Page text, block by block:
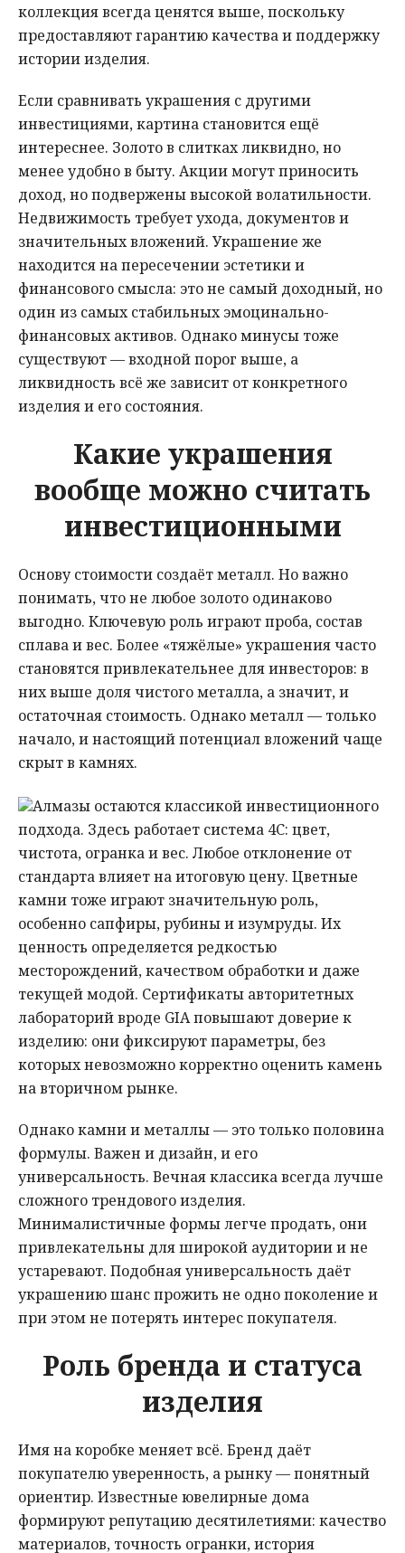
коллекция всегда ценятся выше, поскольку
предоставляют гарантию качества и поддержку
истории изделия.
Если сравнивать украшения с другими
инвестициями, картина становится ещё
интереснее. Золото в слитках ликвидно, но
менее удобно в быту. Акции могут приносить
доход, но подвержены высокой волатильности.
Недвижимость требует ухода, документов и
значительных вложений. Украшение же
находится на пересечении эстетики и
финансового смысла: это не самый доходный, но
один из самых стабильных эмоцинально-
финансовых активов. Однако минусы тоже
существуют — входной порог выше, а
ликвидность всё же зависит от конкретного
изделия и его состояния.
Какие украшения
вообще можно считать
инвестиционными
Основу стоимости создаёт металл. Но важно
понимать, что не любое золото одинаково
выгодно. Ключевую роль играют проба, состав
сплава и вес. Более «тяжёлые» украшения часто
становятся привлекательнее для инвесторов: в
них выше доля чистого металла, а значит, и
остаточная стоимость. Однако металл — только
начало, и настоящий потенциал вложений чаще
скрыт в камнях.
Алмазы остаются классикой инвестиционного
подхода. Здесь работает система 4С: цвет,
чистота, огранка и вес. Любое отклонение от
стандарта влияет на итоговую цену. Цветные
камни тоже играют значительную роль,
особенно сапфиры, рубины и изумруды. Их
ценность определяется редкостью
месторождений, качеством обработки и даже
текущей модой. Сертификаты авторитетных
лабораторий вроде GIA повышают доверие к
изделию: они фиксируют параметры, без
которых невозможно корректно оценить камень
на вторичном рынке.
Однако камни и металлы — это только половина
формулы. Важен и дизайн, и его
универсальность. Вечная классика всегда лучше
сложного трендового изделия.
Минималистичные формы легче продать, они
привлекательны для широкой аудитории и не
устаревают. Подобная универсальность даёт
украшению шанс прожить не одно поколение и
при этом не потерять интерес покупателя.
Роль бренда и статуса
изделия
Имя на коробке меняет всё. Бренд даёт
покупателю уверенность, а рынку — понятный
ориентир. Известные ювелирные дома
формируют репутацию десятилетиями: качество
материалов, точность огранки, история